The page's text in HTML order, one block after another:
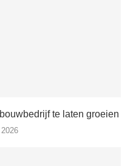
te laten groeien